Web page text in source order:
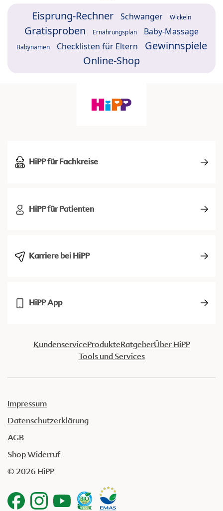
Eisprung-Rechner Schwanger Wickeln
Gratisproben Ernährungsplan Baby-Massage
Babynamen Checklisten für Eltern
Gewinnspiele
Online-Shop
HiPP für Fachkreise
HiPP für Patienten
Karriere bei HiPP
HiPP App
KundenserviceProdukteRatgeberÜber HiPP
Tools und Services
Impressum
Datenschutzerklärung
AGB
Shop Widerruf
© 2026 HiPP